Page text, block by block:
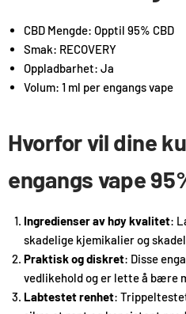
CBD Mengde: Opptil 95% CBD
Smak: RECOVERY
Oppladbarhet: Ja
Volum: 1 ml per engangs vape
Hvorfor vil dine
engangs vape
Ingredienser av høy kvalitet:
skadelige kjemikalier og
Praktisk og diskret: Disse
vedlikehold og er lette å bære
Labtestet renhet: